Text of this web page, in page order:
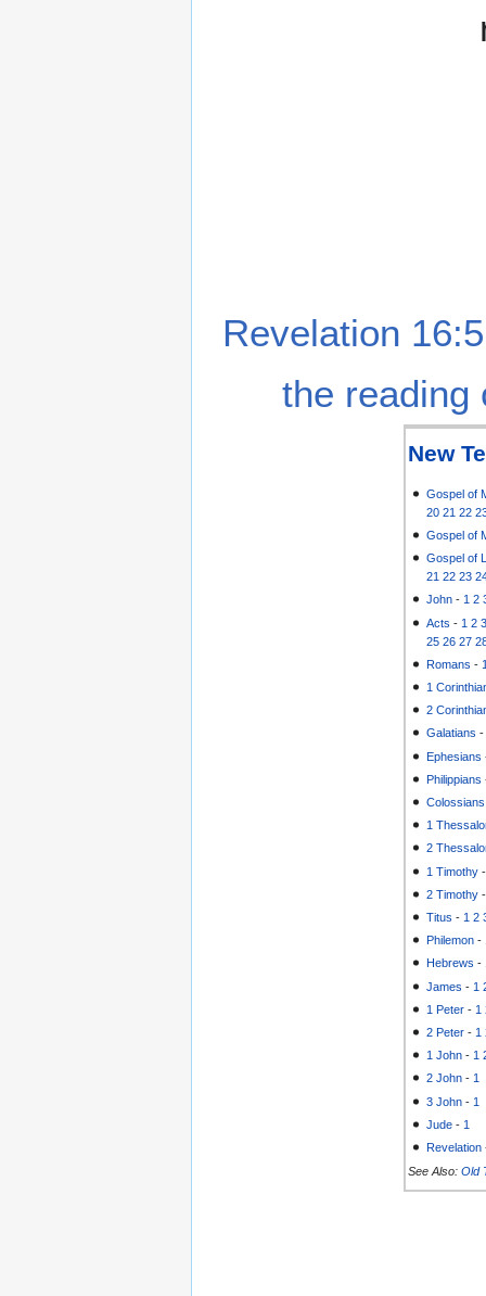
Revelation
the reading
New
Gospel of
20 21 22
Gospel of
Gospel of
21 22 23
John - 1 2
Acts - 1 2
25 26 27
Romans -
1
2
Galatians
Ephesians
Philippians
Colossians
1
2
1 Timothy
2 Timothy
Titus - 1 2
Philemon -
Hebrews -
James - 1
1 Peter - 1
2 Peter - 1
1 John - 1
2 John - 1
3 John - 1
Jude - 1
Revelation
See Also: Old